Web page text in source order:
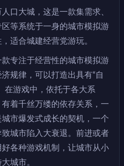
口大城，这是一款集需求、
等系统于一身的城市模拟游
适合城建经营党游玩。
款专注于经营性的城市模拟游
规律，可以打造出具有“自
在游戏中，依托于各大系
着千丝万缕的依存关系，一
市爆发式成长的契机，一个
城市陷入大衰退。前进或者
各种游戏机制，让城市从小
城市。